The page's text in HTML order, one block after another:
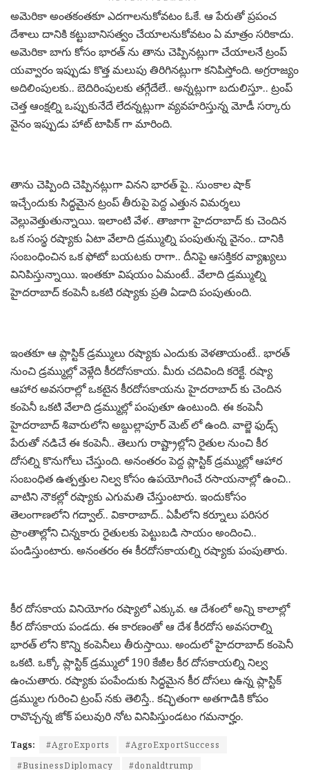
అమెరికా అంతకంతకూ ఎదగాలనుకోవటం ఓకే. ఆ పేరుతో ప్రపంచ
దేశాలు దానికి కట్టుబానిసత్వం చేయాలనుకోవటం ఏ మాత్రం సరికాదు.
అమెరికా బాగు కోసం భారత్ ను తాను చెప్పినట్లుగా చేయాలనే ట్రంప్
యవ్వారం ఇప్పుడు కొత్త మలుపు తిరిగినట్లుగా కనిపిస్తోంది. అగ్రరాజ్యం
అదిలింపులకు.. బెదిరింపులకు తగ్గేదేలే.. అన్నట్లుగా బదులిస్తూ.. ట్రంప్
చెత్త ఆంక్షల్ని ఒప్పుకునేదే లేదన్నట్లుగా వ్యవహరిస్తున్న మోడీ సర్కారు
వైనం ఇప్పుడు హాట్ టాపిక్ గా మారింది.
తాను చెప్పింది చెప్పినట్లుగా వినని భారత్ పై.. సుంకాల షాక్
ఇచ్చేందుకు సిద్ధమైన ట్రంప్ తీరుపై పెద్ద ఎత్తున విమర్శలు
వెల్లువెత్తుతున్నాయి. ఇలాంటి వేళ.. తాజాగా హైదరాబాద్ కు చెందిన
ఒక సంస్థ రష్యాకు ఏటా వేలాది డ్రమ్ముల్ని పంపుతున్న వైనం.. దానికి
సంబంధించిన ఒక ఫోటో బయటకు రాగా.. దీనిపై ఆసక్తికర వ్యాఖ్యలు
వినిపిస్తున్నాయి. ఇంతకూ విషయం ఏమంటే.. వేలాది డ్రమ్ముల్ని
హైదరాబాద్ కంపెనీ ఒకటి రష్యాకు ప్రతి ఏడాది పంపుతుంది.
ఇంతకూ ఆ ప్లాస్టిక్ డ్రమ్ములు రష్యాకు ఎందుకు వెళతాయంటే.. భారత్
నుంచి డ్రమ్ముల్లో వెళ్లేది కీరదోసకాయ. మీరు చదివింది కరెక్టే. రష్యా
ఆహార అవసరాల్లో ఒకటైన కీరదోసకాయను హైదరాబాద్ కు చెందిన
కంపెనీ ఒకటి వేలాది డ్రమ్ముల్లో పంపుతూ ఉంటుంది. ఈ కంపెనీ
హైదరాబాద్ శివారులోని అబ్దుల్లాపూర్ మెట్ లో ఉంది. వాల్జె ఫుడ్స్
పేరుతో నడిచే ఈ కంపెనీ.. తెలుగు రాష్ట్రాల్లోని రైతుల నుంచి కీర
దోసల్ని కొనుగోలు చేస్తుంది. అనంతరం పెద్ద ప్లాస్టిక్ డ్రమ్ముల్లో ఆహార
సంబంధిత ఉత్పత్తుల నిల్వ కోసం ఉపయోగించే రసాయనాల్లో ఉంచి..
వాటిని నౌకల్లో రష్యాకు ఎగుమతి చేస్తుంటారు. ఇందుకోసం
తెలంగాణలోని గద్వాల్.. వికారాబాద్.. ఏపీలోని కర్నూలు పరిసర
ప్రాంతాల్లోని చిన్నకారు రైతులకు పెట్టుబడి సాయం అందించి..
పండిస్తుంటారు. అనంతరం ఈ కీరదోసకాయల్ని రష్యాకు పంపుతారు.
కీర దోసకాయ వినియోగం రష్యాలో ఎక్కువ. ఆ దేశంలో అన్ని కాలాల్లో
కీర దోసకాయ పండదు. ఈ కారణంతో ఆ దేశ కీరదోస అవసరాల్ని
భారత్ లోని కొన్ని కంపెనీలు తీరుస్తాయి. అందులో హైదరాబాద్ కంపెనీ
ఒకటి. ఒక్కో ప్లాస్టిక్ డ్రమ్ములో 190 కేజీల కీర దోసకాయల్ని నిల్వ
ఉంచుతారు. రష్యాకు పంపేందుకు సిద్ధమైన కీర దోసలు ఉన్న ప్లాస్టిక్
డ్రమ్ముల గురించి ట్రంప్ నకు తెలిస్తే.. కచ్ఛితంగా అతగాడికి కోపం
రావొచ్చన్న జోక్ పలువురి నోట వినిపిస్తుండటం గమనార్హం.
Tags: #AgroExports
#AgroExportSuccess
#BusinessDiplomacy
#donaldtrump